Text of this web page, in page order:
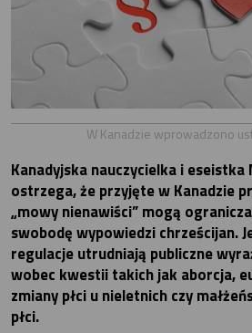
W Kanadzie wprowadzono
Kanadyjska nauczycielka i
ostrzega, że przyjęte w Kanadzie
„mowy nienawiści” mogą
swobodę wypowiedzi chrześcijan.
regulacje utrudniają publiczne
wobec kwestii takich jak aborcja,
zmiany płci u nieletnich czy
płci.